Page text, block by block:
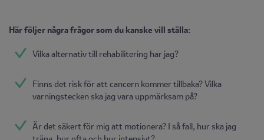
Här följer några frågor som du kanske vill ställa:
Vilka alternativ till rehabilitering har jag?
Finns det risk för att cancern kommer tillbaka? Vilka
varningstecken ska jag vara uppmärksam på?
Är det säkert för mig att motionera? I så fall, hur ska jag